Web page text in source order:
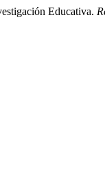
Educativa.